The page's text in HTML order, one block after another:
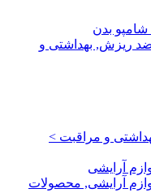
بدن
ریزش, بهداشتی و
و مراقبت >
آرایشی
آرایشی, محصولات